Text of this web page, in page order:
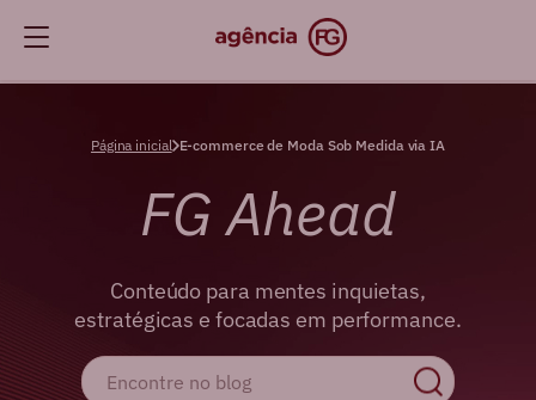
Página inicial E-commerce de Moda Sob Medida via IA
FG Ahead
Conteúdo para mentes inquietas,
estratégicas e focadas em performance.